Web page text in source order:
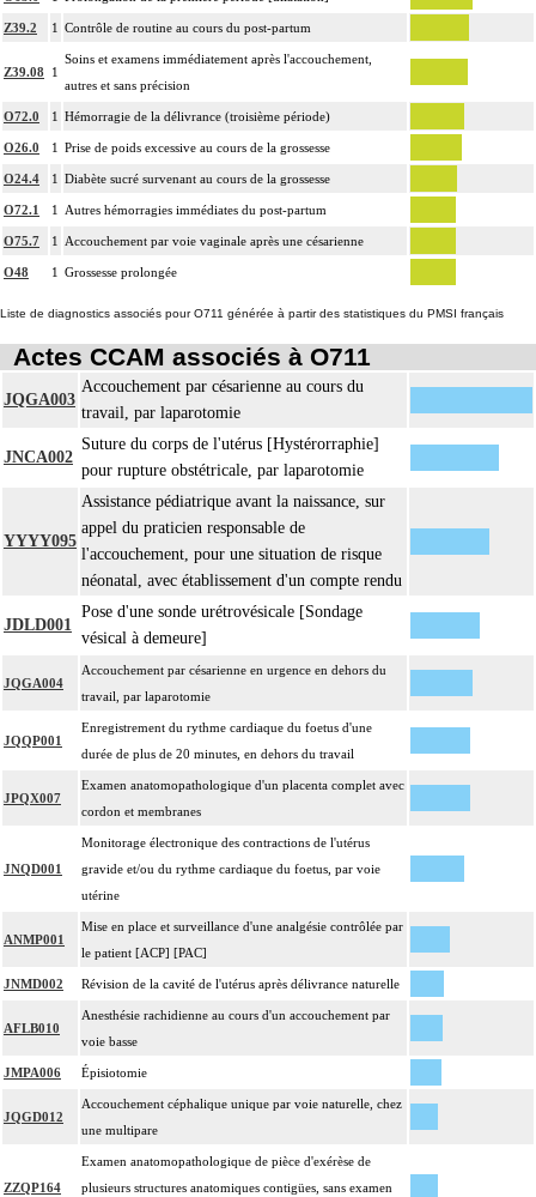
Z39.2 1 Contrôle de routine au cours du post-partum
Z39.08 1
Soins et examens immédiatement après l'accouchement,
autres et sans précision
O72.0 1 Hémorragie de la délivrance (troisième période)
O26.0 1 Prise de poids excessive au cours de la grossesse
O24.4 1 Diabète sucré survenant au cours de la grossesse
O72.1 1 Autres hémorragies immédiates du post-partum
O75.7 1 Accouchement par voie vaginale après une césarienne
O48 1 Grossesse prolongée
Liste de diagnostics associés pour O711 générée à partir des statistiques du PMSI français
Actes CCAM associés à O711
JQGA003
Accouchement par césarienne au cours du
travail, par laparotomie
JNCA002
Suture du corps de l'utérus [Hystérorraphie]
pour rupture obstétricale, par laparotomie
YYYY095
Assistance pédiatrique avant la naissance, sur
appel du praticien responsable de
l'accouchement, pour une situation de risque
néonatal, avec établissement d'un compte rendu
JDLD001
Pose d'une sonde urétrovésicale [Sondage
vésical à demeure]
JQGA004
Accouchement par césarienne en urgence en dehors du
travail, par laparotomie
JQQP001
Enregistrement du rythme cardiaque du foetus d'une
durée de plus de 20 minutes, en dehors du travail
JPQX007
Examen anatomopathologique d'un placenta complet avec
cordon et membranes
JNQD001
Monitorage électronique des contractions de l'utérus
gravide et/ou du rythme cardiaque du foetus, par voie
utérine
ANMP001
Mise en place et surveillance d'une analgésie contrôlée par
le patient [ACP] [PAC]
JNMD002 Révision de la cavité de l'utérus après délivrance naturelle
AFLB010
Anesthésie rachidienne au cours d'un accouchement par
voie basse
JMPA006 Épisiotomie
JQGD012
Accouchement céphalique unique par voie naturelle, chez
une multipare
ZZQP164
Examen anatomopathologique de pièce d'exérèse de
plusieurs structures anatomiques contigües, sans examen